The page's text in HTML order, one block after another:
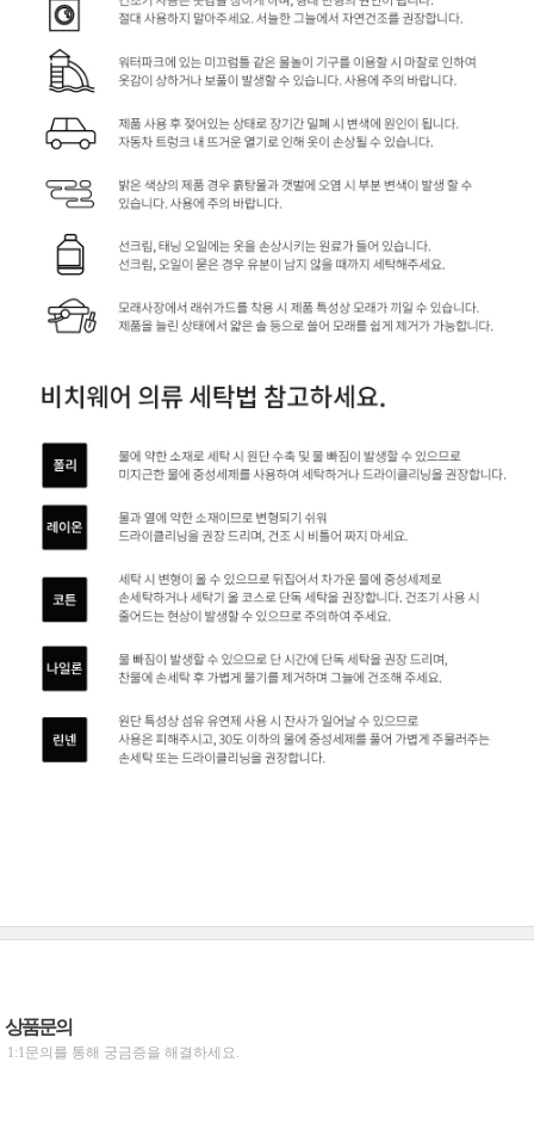
상품문의
1:1문의를 통해 궁금증을 해결하세요.